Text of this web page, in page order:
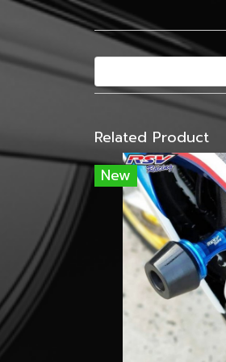
Related Product
New